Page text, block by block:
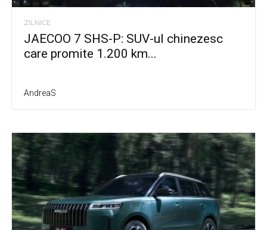
ZILNICE
JAECOO 7 SHS-P: SUV-ul chinezesc
care promite 1.200 km...
AndreaS